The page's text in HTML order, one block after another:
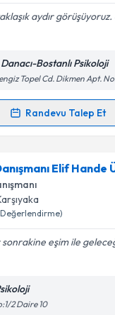
işlenmesine
okudum ve kişisel
işlenmesini kabul
aydır
Bostanlı Psikoloji
Topel Cd. Dikmen Apt.
Randevu Talep Et
Talebi
Danacıiçin
bu uzmandan randevu
e-posta ile
işlenmesine
okudum ve kişisel
Elif Hande
Değerlendirme)
sonrakine eşim ile
2 Daire 10